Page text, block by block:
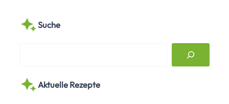
Suche
r
Aktuelle Rezepte